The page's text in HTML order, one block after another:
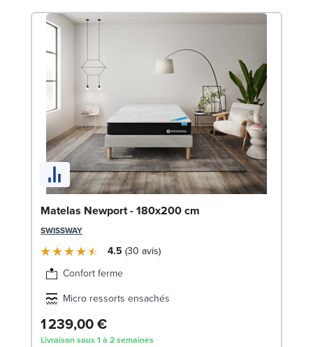
Matelas Newport - 180x200 cm
SWISSWAY
4.5 30 avis
Confort ferme
Micro ressorts ensachés
1 239,00 €
Livraison sous 1 à 2 semaines